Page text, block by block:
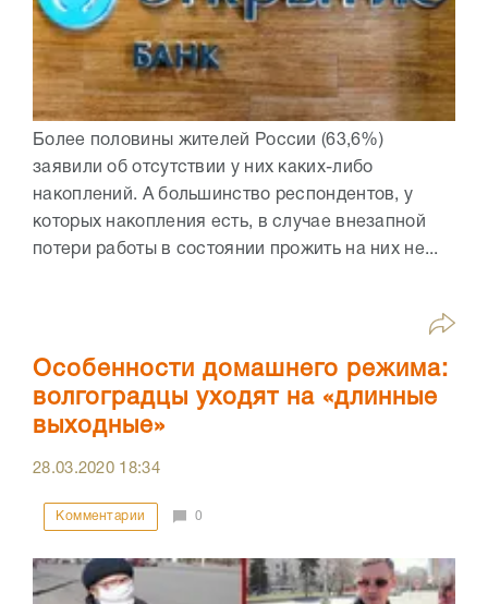
Более половины жителей России (63,6%)
заявили об отсутствии у них каких-либо
накоплений. А большинство респондентов, у
которых накопления есть, в случае внезапной
потери работы в состоянии прожить на них не...
Особенности домашнего режима:
волгоградцы уходят на «длинные
выходные»
28.03.2020 18:34
Комментарии 0